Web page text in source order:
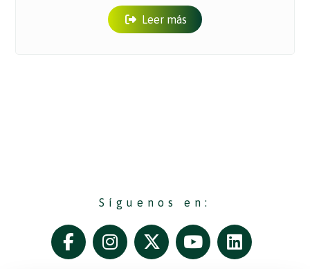
Leer más
Síguenos en: